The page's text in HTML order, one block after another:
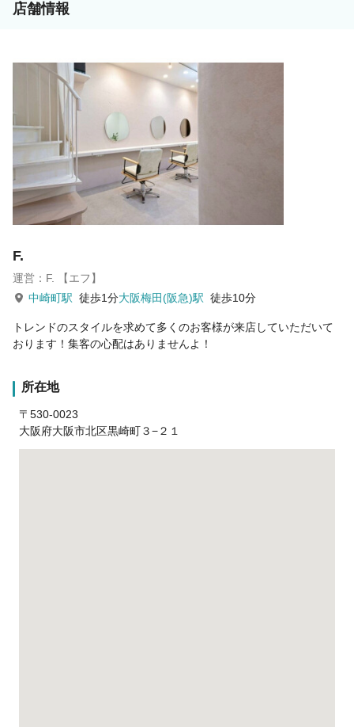
店舗情報
F.
運営：F. 【エフ】
中崎町駅 徒歩1分大阪梅田(阪急)駅 徒歩10分
トレンドのスタイルを求めて多くのお客様が来店していただいて
おります！集客の心配はありませんよ！
所在地
〒530-0023
大阪府大阪市北区黒崎町３−２１